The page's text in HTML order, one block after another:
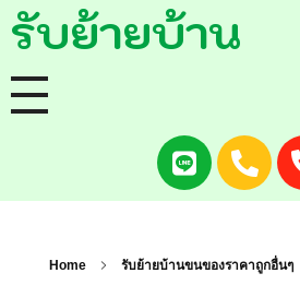
รับย้ายบ้าน
หน้าแรก
รถขนของ
Home รับย้ายบ้านขนของราคาถูกอื่นๆ